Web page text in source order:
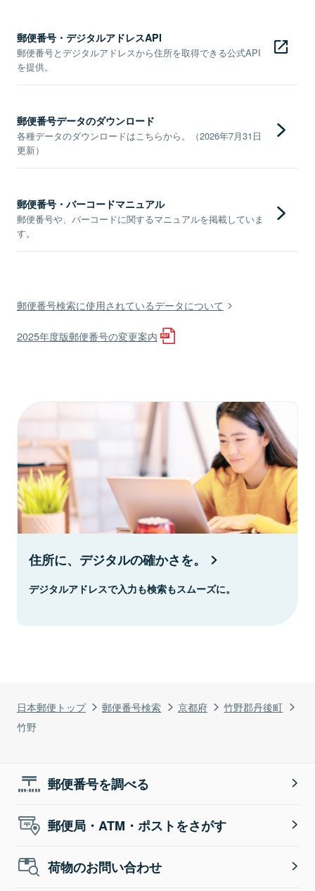
日本郵便トップ 郵便番号検索 京都府
竹野郡丹後町
竹野
郵便番号・デジタルアドレスAPI
郵便番号とデジタルアドレスから住所を取得できる公式API
を提供。
郵便番号データのダウンロード
各種データのダウンロードはこちらから。（2026年7月31日
更新）
郵便番号・バーコードマニュアル
郵便番号や、バーコードに関するマニュアルを掲載していま
す。
郵便番号検索に使用されているデータについて
2025年度版郵便番号の変更案内
住所に、デジタルの確かさを。
デジタルアドレスで入力も検索もスムーズに。
郵便番号を調べる
郵便局・ATM・ポストをさがす
荷物のお問い合わせ